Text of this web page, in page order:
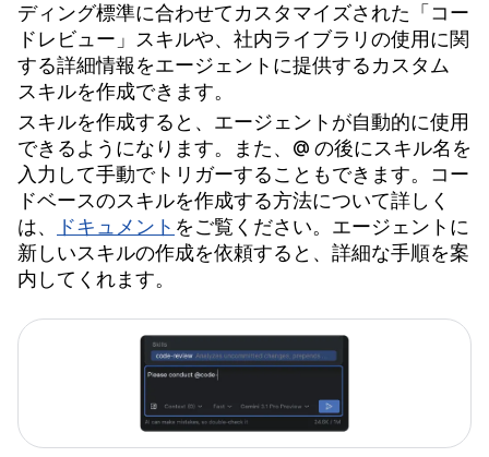
ディング標準に合わせてカスタマイズされた「コー
ドレビュー」スキルや、社内ライブラリの使用に関
する詳細情報をエージェントに提供するカスタム
スキルを作成できます。
スキルを作成すると、エージェントが自動的に使用
できるようになります。また、@ の後にスキル名を
入力して手動でトリガーすることもできます。コー
ドベースのスキルを作成する方法について詳しく
は、
ドキュメント をご覧ください。エージェントに
新しいスキルの作成を依頼すると、詳細な手順を案
内してくれます。